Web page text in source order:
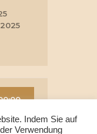
Indem Sie auf
Verwendung